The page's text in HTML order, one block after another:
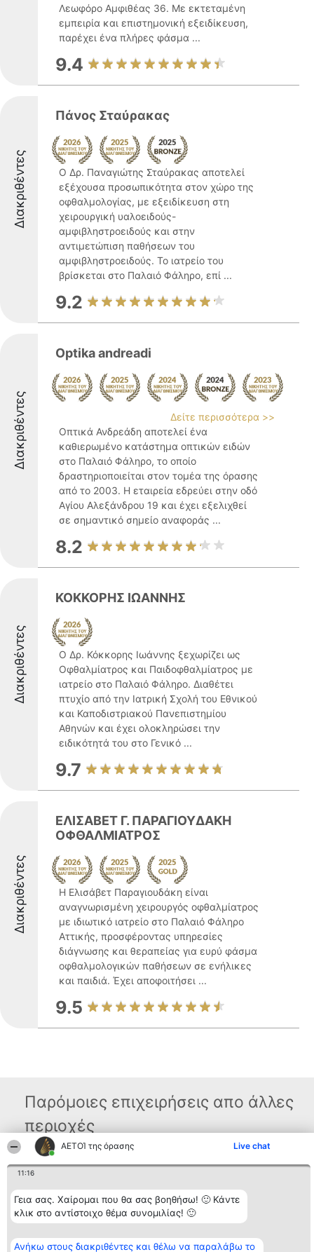
ΑΕΤΟΊ της όρασης Live chat
11:16
Γεια σας. Χαίρομαι που θα σας βοηθήσω! 🙂 Κάντε
κλικ στο αντίστοιχο θέμα συνομιλίας! 🙂
Ανήκω στους διακριθέντες και θέλω να παραλάβω το
Λεωφόρο Αμφιθέας 36. Με εκτεταμένη
εμπειρία και επιστημονική εξειδίκευση,
παρέχει ένα πλήρες φάσμα ...
9.4
Διακριθέντες
Πάνος Σταύρακας
Ο Δρ. Παναγιώτης Σταύρακας αποτελεί
εξέχουσα προσωπικότητα στον χώρο της
οφθαλμολογίας, με εξειδίκευση στη
χειρουργική υαλοειδούς-
αμφιβληστροειδούς και στην
αντιμετώπιση παθήσεων του
αμφιβληστροειδούς. Το ιατρείο του
βρίσκεται στο Παλαιό Φάληρο, επί ...
9.2
Διακριθέντες
Optika andreadi
Δείτε περισσότερα >>
Οπτικά Ανδρεάδη αποτελεί ένα
καθιερωμένο κατάστημα οπτικών ειδών
στο Παλαιό Φάληρο, το οποίο
δραστηριοποιείται στον τομέα της όρασης
από το 2003. Η εταιρεία εδρεύει στην οδό
Αγίου Αλεξάνδρου 19 και έχει εξελιχθεί
σε σημαντικό σημείο αναφοράς ...
8.2
Διακριθέντες
ΚΟΚΚΟΡΗΣ ΙΩΑΝΝΗΣ
Ο Δρ. Κόκκορης Ιωάννης ξεχωρίζει ως
Οφθαλμίατρος και Παιδοφθαλμίατρος με
ιατρείο στο Παλαιό Φάληρο. Διαθέτει
πτυχίο από την Ιατρική Σχολή του Εθνικού
και Καποδιστριακού Πανεπιστημίου
Αθηνών και έχει ολοκληρώσει την
ειδικότητά του στο Γενικό ...
9.7
Διακριθέντες
ΕΛΙΣΑΒΕΤ Γ. ΠΑΡΑΓΙΟΥΔΑΚΗ
ΟΦΘΑΛΜΙΑΤΡΟΣ
Η Ελισάβετ Παραγιουδάκη είναι
αναγνωρισμένη χειρουργός οφθαλμίατρος
με ιδιωτικό ιατρείο στο Παλαιό Φάληρο
Αττικής, προσφέροντας υπηρεσίες
διάγνωσης και θεραπείας για ευρύ φάσμα
οφθαλμολογικών παθήσεων σε ενήλικες
και παιδιά. Έχει αποφοιτήσει ...
9.5
Παρόμοιες επιχειρήσεις απο άλλες
περιοχές
Διοργανωτής της
BEAUTIFUL COMPANY
Μονοπρόσωπη ΙΚΕ
ΤΗΛ. ΕΠΙΚΟΙΝΩΝΙΑΣ:
2104128019
aetoi@beautifulcompany.co
των
διακριθέντων
Μεθοδολογία
προϋποθέσεις